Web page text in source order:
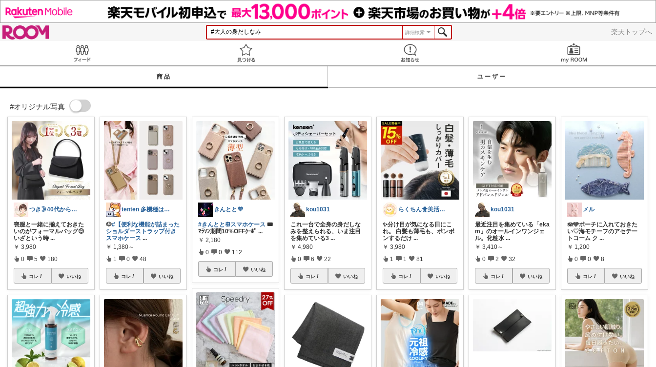
楽天トップへ
詳細検索
商品 ユーザー
#オリジナル写真
つき🌛40代からのラクして整う暮らし
喪服と一緒に揃えておきた
いのがフォーマルバッグ😊
いざという時 ...
￥ 3,980
0 5 180
コレ いいね
tenten 多機種はAndro ok
🐶#【便利な機能が詰まった
ショルダーストラップ付き
スマホケース ...
￥ 1,380～
1 0 48
コレ いいね
きんとと💜
#きんととꕥスマホケース 🎟️
ﾏﾗｿﾝ期間10%OFFｸｰﾎﾟ ...
￥ 2,180
0 0 112
コレ いいね
kou1031
これ一台で全身の身だしな
みを整えられる、いま注目
を集めている3 ...
￥ 4,980
0 6 22
コレ いいね
らくちん🐥美活with🐕
✨分け目が気になる日にこ
れ。 白髪も薄毛も、ポンポ
ンするだけ ...
￥ 3,980
1 1 81
コレ いいね
kou1031
最近注目を集めている「eka
m」のオールインワンジェ
ル。化粧水 ...
￥ 3,410～
0 2 32
コレ いいね
メル
🪼🩵ポーチに入れておきた
い♡海モチーフのアセテー
トコーム ク ...
￥ 1,200
0 0 8
コレ いいね